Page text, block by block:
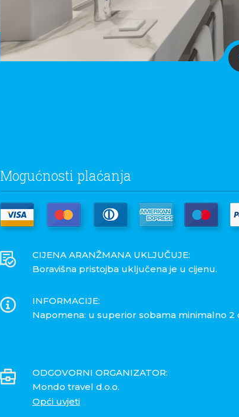
Mogućnosti plaćanja
CIJENA ARANŽMANA UKLJUČUJE:
Boravišna pristojba uključena je u cijenu.
INFORMACIJE:
Napomena: u superior sobama minimalno
ODGOVORNI ORGANIZATOR:
Mondo travel d.o.o.
Opći uvjeti